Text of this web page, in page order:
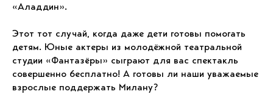
«Аладдин».
Этот тот случай, когда даже дети готовы помогать
детям. Юные актеры из молодёжной театральной
студии «Фантазёры» сыграют для вас спектакль
совершенно бесплатно! А готовы ли наши уважаемые
взрослые поддержать Милану?